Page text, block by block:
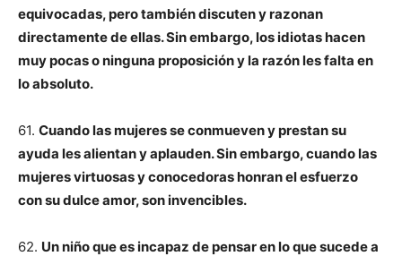
equivocadas, pero también discuten y razonan
directamente de ellas. Sin embargo, los idiotas hacen
muy pocas o ninguna proposición y la razón les falta en
lo absoluto.
61. Cuando las mujeres se conmueven y prestan su
ayuda les alientan y aplauden. Sin embargo, cuando las
mujeres virtuosas y conocedoras honran el esfuerzo
con su dulce amor, son invencibles.
62. Un niño que es incapaz de pensar en lo que sucede a